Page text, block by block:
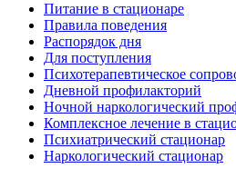
Питание в стационаре
Правила поведения
Распорядок дня
Для поступления
Психотерапевтическое
Дневной профилакторий
Ночной наркологический
Комплексное лечение в
Психиатрический стационар
Наркологический стационар